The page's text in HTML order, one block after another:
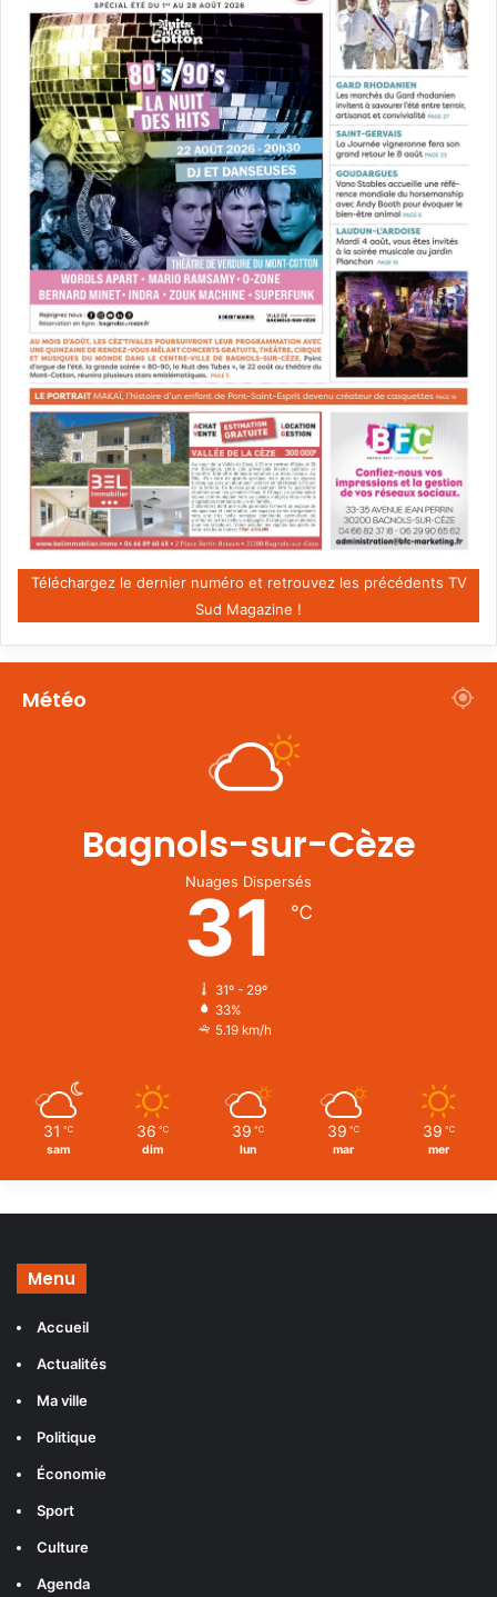
Téléchargez le dernier numéro et retrouvez les précédents TV
Sud Magazine !
Météo
Bagnols-sur-Cèze
Nuages Dispersés
31 ℃
31º - 29º
33%
5.19 km/h
31 ℃
sam
36 ℃
dim
39 ℃
lun
39 ℃
mar
39 ℃
mer
Menu
Accueil
Actualités
Ma ville
Politique
Économie
Sport
Culture
Agenda